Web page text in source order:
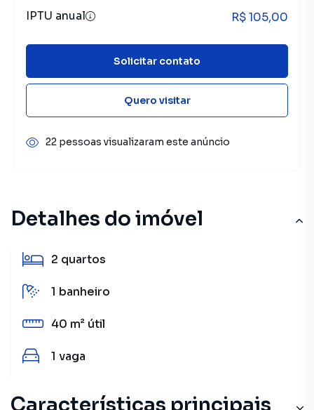
Detalhes do imóvel
2 quartos
1 banheiro
40 m² útil
1 vaga
Características principais
IPTU anual
R$ 105,00
Solicitar contato
Quero visitar
22 pessoas visualizaram este anúncio